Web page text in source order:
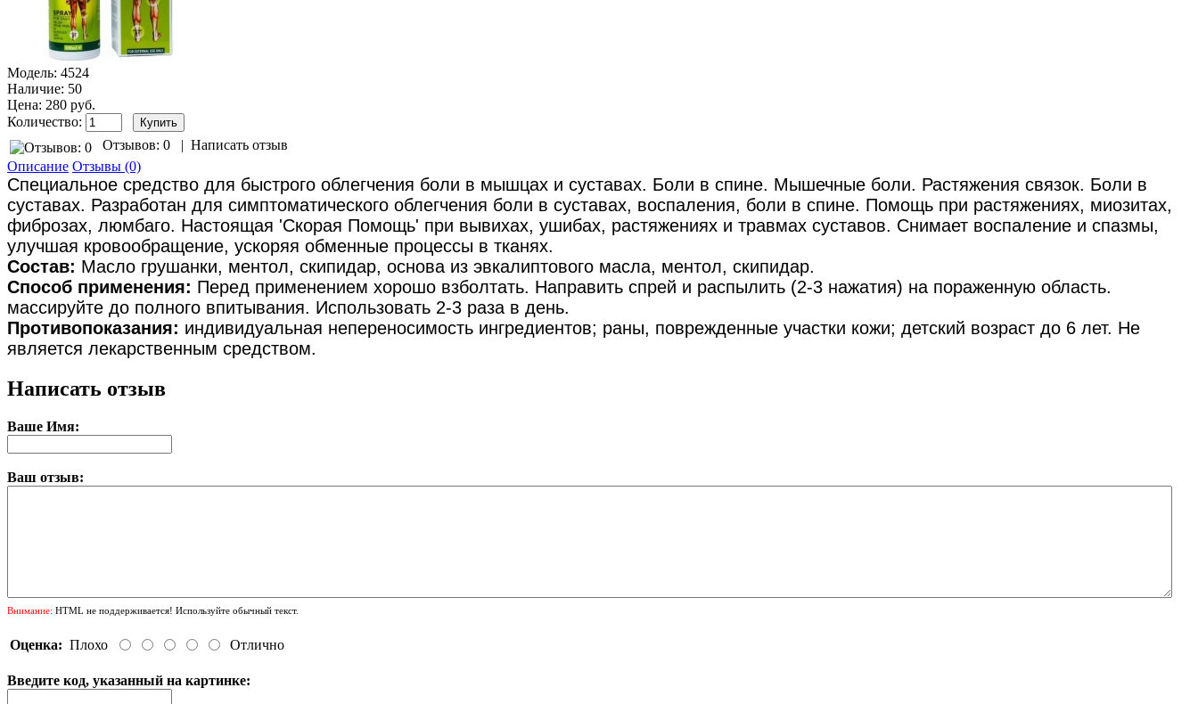
Модель: 4524
Наличие: 50
Цена: 280 руб.
Количество:
Отзывов: 0
| Написать отзыв
Описание Отзывы (0)
Специальное средство для быстрого облегчения боли в мышцах и суставах. Боли в спине. Мышечные боли. Растяжения связок. Боли в
суставах. Разработан для симптоматического облегчения боли в суставах, воспаления, боли в спине. Помощь при растяжениях, миозитах,
фиброзах, люмбаго. Настоящая 'Скорая Помощь' при вывихах, ушибах, растяжениях и травмах суставов. Снимает воспаление и спазмы,
улучшая кровообращение, ускоряя обменные процессы в тканях.
Состав: Масло грушанки, ментол, скипидар, основа из эвкалиптового масла, ментол, скипидар.
Способ применения: Перед применением хорошо взболтать. Направить спрей и распылить (2-3 нажатия) на пораженную область.
массируйте до полного впитывания. Использовать 2-3 раза в день.
Противопоказания: индивидуальная непереносимость ингредиентов; раны, поврежденные участки кожи; детский возраст до 6 лет. Не
является лекарственным средством.
Написать отзыв
Ваше Имя:
Ваш отзыв:
Внимание: HTML не поддерживается! Используйте обычный текст.
Оценка: Плохо Отлично
Введите код, указанный на картинке: